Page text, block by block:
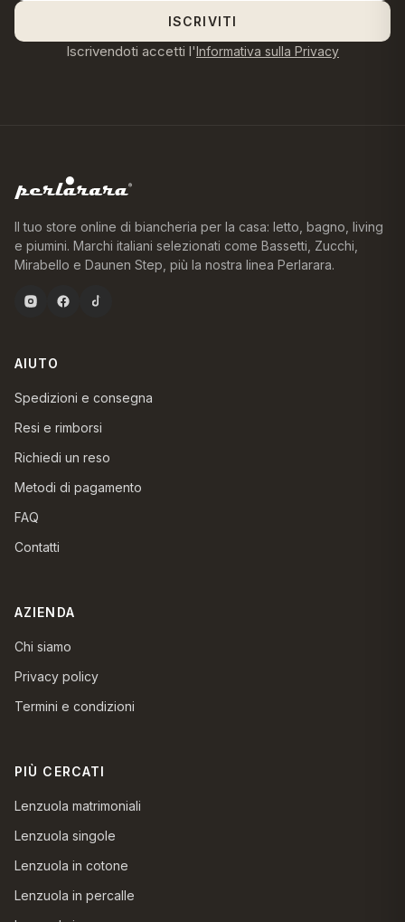
ISCRIVITI
Iscrivendoti accetti l'Informativa sulla Privacy
Il tuo store online di biancheria per la casa: letto, bagno, living
e piumini. Marchi italiani selezionati come Bassetti, Zucchi,
Mirabello e Daunen Step, più la nostra linea Perlarara.
AIUTO
Spedizioni e consegna
Resi e rimborsi
Richiedi un reso
Metodi di pagamento
FAQ
Contatti
AZIENDA
Chi siamo
Privacy policy
Termini e condizioni
PIÙ CERCATI
Lenzuola matrimoniali
Lenzuola singole
Lenzuola in cotone
Lenzuola in percalle